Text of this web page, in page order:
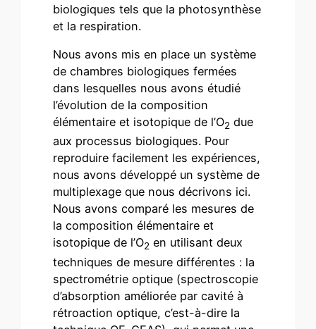
biologiques tels que la photosynthèse
et la respiration.
Nous avons mis en place un système
de chambres biologiques fermées
dans lesquelles nous avons étudié
l’évolution de la composition
élémentaire et isotopique de l’O2 due
aux processus biologiques. Pour
reproduire facilement les expériences,
nous avons développé un système de
multiplexage que nous décrivons ici.
Nous avons comparé les mesures de
la composition élémentaire et
isotopique de l’O2 en utilisant deux
techniques de mesure différentes : la
spectrométrie optique (spectroscopie
d’absorption améliorée par cavité à
rétroaction optique, c’est-à-dire la